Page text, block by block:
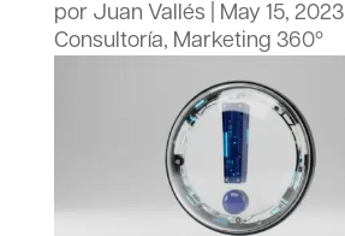
por Juan Vallés May 15, 2023|
Consultoría, Marketing 360º